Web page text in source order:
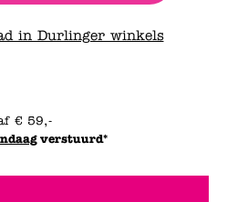
in Durlinger winkels
€ 59,-
verstuurd*